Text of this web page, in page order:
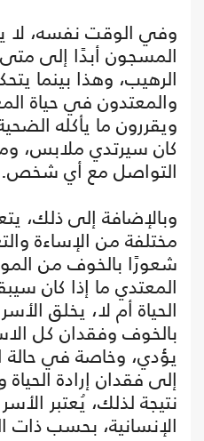
وفي الوقت نفسه،
المسجون أبدًا إلى
الرهيب، وهذا بينما
والمعتدون في حياة
ويقررون ما يأكله
كان سيرتدي ملابس، وما
التواصل مع أي شخص.
وبالإضافة إلى ذلك،
مختلفة من الإساءة
شعورًا بالخوف من
المعتدي ما إذا كان
الحياة أم لا، يخلق
بالخوف وفقدان كل
يؤدي، وخاصة في حالة
إلى فقدان إرادة الحياة
نتيجة لذلك، يُعتبر
الإنسانية، بحسب ذات